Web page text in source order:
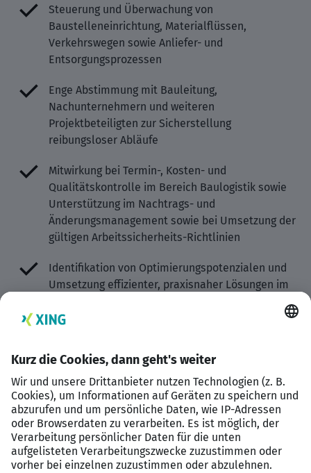
Steuerung und Überwachung von
Baustelleneinrichtung, Materialflüssen,
Verkehrswegen sowie Anliefer- und
Entsorgungsprozessen
Enge Abstimmung mit Bauleitung,
Nachunternehmern und weiteren
Projektbeteiligten zur Sicherstellung
reibungsloser Abläufe
Mitwirkung bei Termin-, Kosten- und
Qualitätskontrolle im Bereich Baulogistik sowie
Unterstützung im Nachtrags- und
Änderungsmanagement sowie bei Umsetzung der
gültigen Arbeitssicherheits-Richtlinien
Identifikation von Optimierungspotenzialen und
Umsetzung effizienter, praxisnaher Lösungen im
Abgeschlossenes Studium der Fachrichtung
Bauingenieurwesen, Logistik, Architektur oder
eine vergleichbare Qualifikation, alternativ eine
Ausbildung zum Staatlich geprüften Bautechniker
Mehrjährige Erfahrung in der Baulogistik /
baulogistischen Koordination, idealerweise von